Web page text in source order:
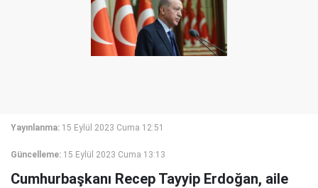
Yayınlanma: 15 Eylül 2023 Cuma 12:51
Güncelleme: 15 Eylül 2023 Cuma 13:13
Cumhurbaşkanı Recep Tayyip Erdoğan, aile